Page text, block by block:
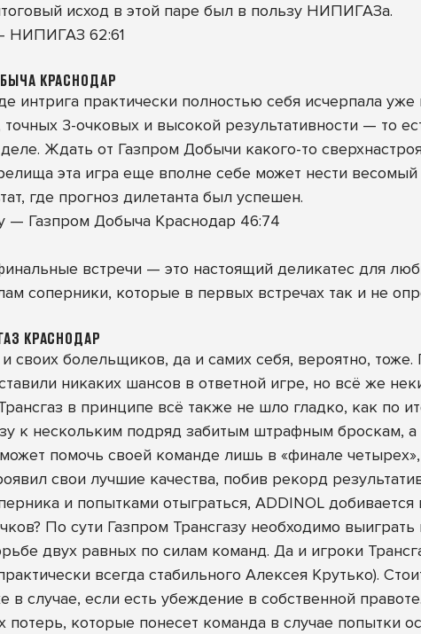
исход в этой паре был в пользу НИПИГАЗа.
НИПИГАЗ 62:61
КРАСНОДАР
интрига практически полностью себя исчерпала
3-очковых и высокой результативности — то
Ждать от Газпром Добычи какого-то
эта игра еще вполне себе может нести весомый
где прогноз дилетанта был успешен.
— Газпром Добыча Краснодар 46:74
встречи — это настоящий деликатес для
соперники, которые в первых встречах так и не
КРАСНОДАР
своих болельщиков, да и самих себя, вероятно,
никаких шансов в ответной игре, но всё же
в принципе всё также не шло гладко, как по
к нескольким подряд забитым штрафным броскам, а
помочь своей команде лишь в «финале
свои лучшие качества, побив рекорд
и попытками отыграться, ADDINOL
По сути Газпром Трансгазу необходимо
двух равных по силам команд. Да и игроки
всегда стабильного Алексея Крутько).
случае, если есть убеждение в собственной
потерь, которые понесет команда в случае попытки